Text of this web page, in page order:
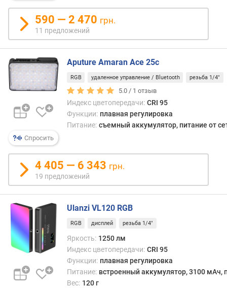
е
а
ч
и
(
C
I
б
е
с
п
р
о
в
о
д
н
о
у
п
590 — 2 470 грн.
11 предложений
Спросить
Aputure Amaran Ace 25c
RGB удаленное управление / Bluetooth резьба 1/4"
5.0 / 1 отзыв
Индекс цветопередачи: CRI 95
Функции: плавная регулировка
Питание: съемный аккумулятор, питание от
4 405 — 6 343 грн.
19 предложений
Ulanzi VL120 RGB
RGB дисплей резьба 1/4"
Яркость: 1250 лм
Индекс цветопередачи: CRI 95
Функции: плавная регулировка
Питание: встроенный аккумулятор, 3100 мАч,
Вес: 120 г